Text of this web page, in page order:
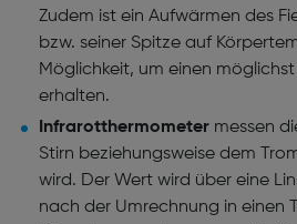
Zudem ist ein Aufwärmen des
bzw. seiner Spitze auf
Möglichkeit, um einen
erhalten.
Infrarotthermometermessen
Stirn beziehungsweise dem
wird. Der Wert wird über eine
nach der Umrechnung in einen